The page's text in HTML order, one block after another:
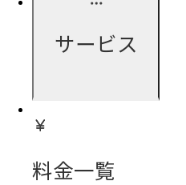
サービス
料金一覧